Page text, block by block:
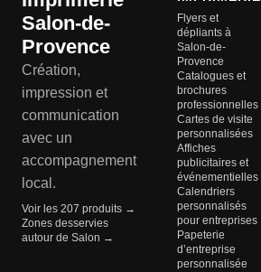
Salon-de-
Provence
Création,
impression et
communication
avec un
accompagnement
local.
Voir les 207 produits →
Zones desservies
autour de Salon →
Flyers et
dépliants à
Salon-de-
Provence
Catalogues et
brochures
professionnelles
Cartes de visite
personnalisées
Affiches
publicitaires et
événementielles
Calendriers
personnalisés
pour entreprises
Papeterie
d’entreprise
personnalisée